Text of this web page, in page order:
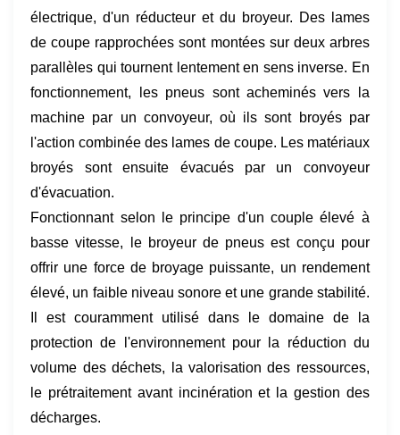
électrique, d'un réducteur et du broyeur. Des lames
de coupe rapprochées sont montées sur deux arbres
parallèles qui tournent lentement en sens inverse. En
fonctionnement, les pneus sont acheminés vers la
machine par un convoyeur, où ils sont broyés par
l'action combinée des lames de coupe. Les matériaux
broyés sont ensuite évacués par un convoyeur
d'évacuation.
Fonctionnant selon le principe d'un couple élevé à
basse vitesse, le broyeur de pneus est conçu pour
offrir une force de broyage puissante, un rendement
élevé, un faible niveau sonore et une grande stabilité.
Il est couramment utilisé dans le domaine de la
protection de l'environnement pour la réduction du
volume des déchets, la valorisation des ressources,
le prétraitement avant incinération et la gestion des
décharges.